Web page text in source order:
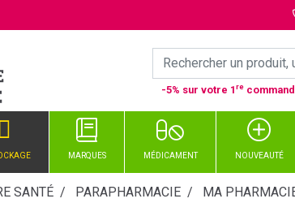
-5% sur votre 1re
MARQUES MÉDICAMENT NOUVEAUTÉ
SANTÉ PARAPHARMACIE MA